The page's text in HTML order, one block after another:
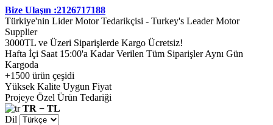
Bize Ulaşın :2126717188
Türkiye'nin Lider Motor Tedarikçisi - Turkey's Leader Motor
Supplier
3000TL ve Üzeri Siparişlerde Kargo Ücretsiz!
Hafta İçi Saat 15:00'a Kadar Verilen Tüm Siparişler Aynı Gün
Kargoda
+1500 ürün çeşidi
Yüksek Kalite Uygun Fiyat
Projeye Özel Ürün Tedariği
TR − TL
Dil